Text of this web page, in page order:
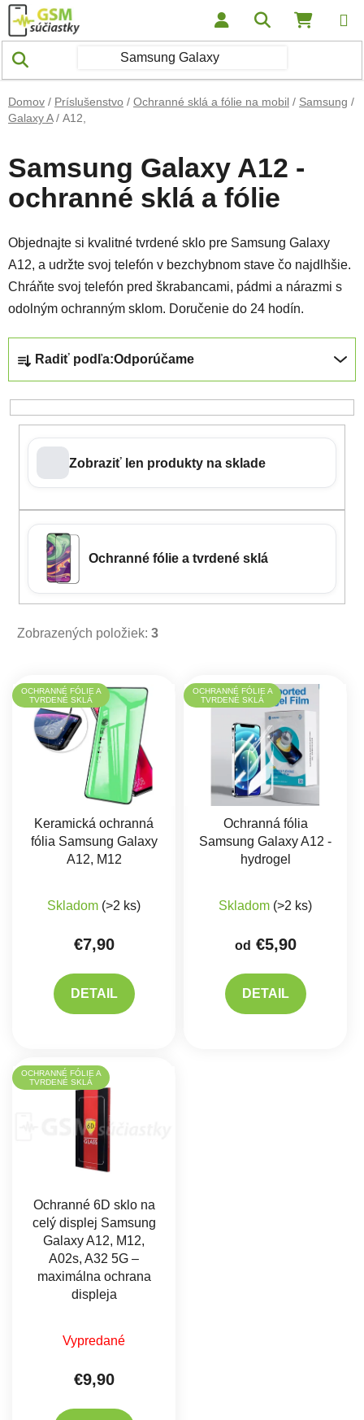
Prejsť na obsah Hľadať
Domov / Príslušenstvo / Ochranné sklá a fólie na mobil / Samsung /
Galaxy A / A12,
Samsung Galaxy A12 -
ochranné sklá a fólie
Objednajte si kvalitné tvrdené sklo pre Samsung Galaxy
A12, a udržte svoj telefón v bezchybnom stave čo najdlhšie.
Chráňte svoj telefón pred škrabancami, pádmi a nárazmi s
odolným ochranným sklom. Doručenie do 24 hodín.
Radiť podľa:Odporúčame
Zobraziť len produkty na sklade
Ochranné fólie a tvrdené sklá
Zobrazených položiek: 3
Výpis produktov
OCHRANNÉ FÓLIE A
TVRDENÉ SKLÁ
Keramická ochranná
fólia Samsung Galaxy
A12, M12
Skladom (>2 ks)
€7,90
DETAIL
OCHRANNÉ FÓLIE A
TVRDENÉ SKLÁ
Ochranná fólia
Samsung Galaxy A12 -
hydrogel
Skladom (>2 ks)
od €5,90
DETAIL
OCHRANNÉ FÓLIE A
TVRDENÉ SKLÁ
Ochranné 6D sklo na
celý displej Samsung
Galaxy A12, M12,
A02s, A32 5G –
maximálna ochrana
displeja
Vypredané
€9,90